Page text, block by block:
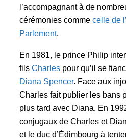
l’accompagnant à de
cérémonies comme celle de
Parlement.
En 1981, le prince Philip
fils Charles pour qu’il se
Diana Spencer. Face aux
Charles fait publier les bans
plus tard avec Diana. En
conjugaux de Charles et
et le duc d’Édimbourg à